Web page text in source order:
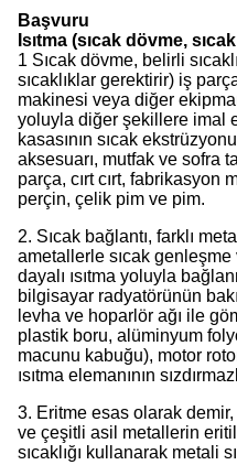
Başvuru
Isıtma (sıcak dövme,
1 Sıcak dövme, belirli
sıcaklıklar gerektirir) iş
makinesi veya diğer
yoluyla diğer şekillere imal
kasasının sıcak
aksesuarı, mutfak ve sofra
parça, cırt cırt, fabrikasyon
perçin, çelik pim ve pim.
2. Sıcak bağlantı, farklı
ametallerle sıcak
dayalı ısıtma yoluyla
bilgisayar radyatörünün
levha ve hoparlör ağı ile
plastik boru, alüminyum
macunu kabuğu), motor
ısıtma elemanının
3. Eritme esas olarak
ve çeşitli asil metallerin
sıcaklığı kullanarak metali